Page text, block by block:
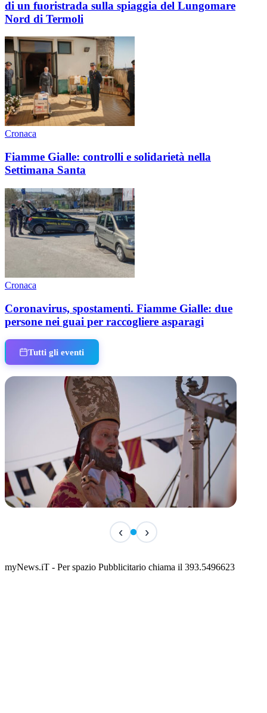
di un fuoristrada sulla spiaggia del Lungomare
Nord di Termoli
Cronaca
Fiamme Gialle: controlli e solidarietà nella
Settimana Santa
Cronaca
Coronavirus, spostamenti. Fiamme Gialle: due
persone nei guai per raccogliere asparagi
Tutti gli eventi
San Basso 2026 - il programma delle feste
‹ ›
myNews.iT - Per spazio Pubblicitario chiama il 393.5496623